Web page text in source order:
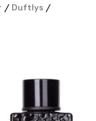
/ Duftlys /